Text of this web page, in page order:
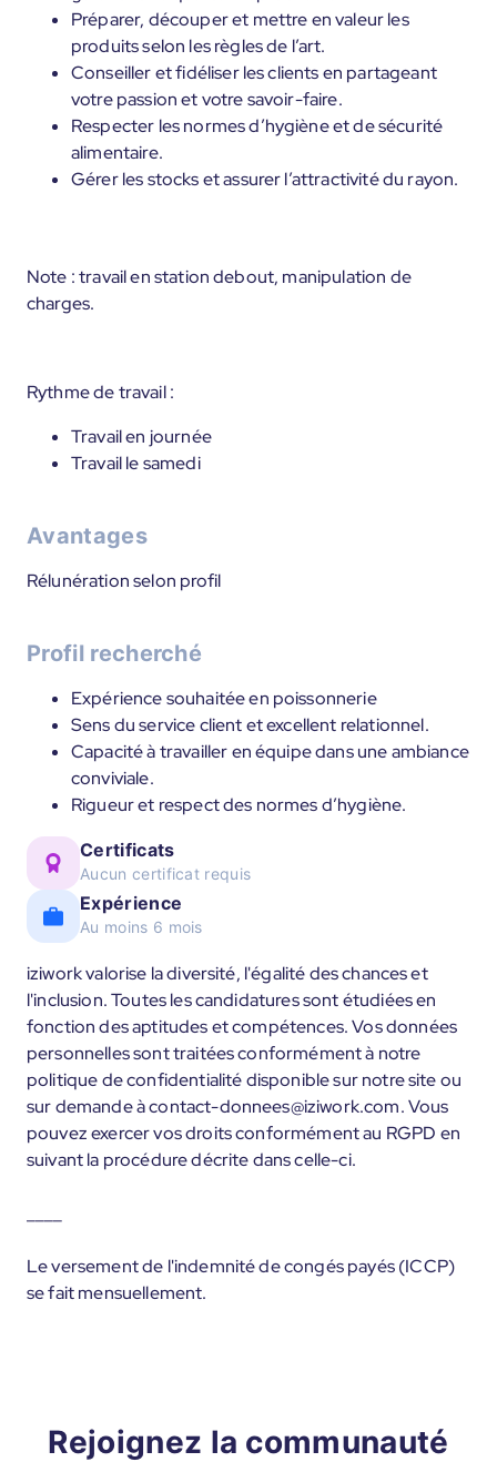
Préparer, découper et mettre en valeur les
produits selon les règles de l’art.
Conseiller et fidéliser les clients en partageant
votre passion et votre savoir-faire.
Respecter les normes d’hygiène et de sécurité
alimentaire.
Gérer les stocks et assurer l’attractivité du rayon.
Note : travail en station debout, manipulation de
charges.
Rythme de travail :
Travail en journée
Travail le samedi
Avantages
Rélunération selon profil
Profil recherché
Expérience souhaitée en poissonnerie
Sens du service client et excellent relationnel.
Capacité à travailler en équipe dans une ambiance
conviviale.
Rigueur et respect des normes d’hygiène.
Certificats
Aucun certificat requis
Expérience
Au moins 6 mois
iziwork valorise la diversité, l'égalité des chances et
l'inclusion. Toutes les candidatures sont étudiées en
fonction des aptitudes et compétences. Vos données
personnelles sont traitées conformément à notre
politique de confidentialité disponible sur notre site ou
sur demande à contact-donnees@iziwork.com. Vous
pouvez exercer vos droits conformément au RGPD en
suivant la procédure décrite dans celle-ci.
Le versement de l'indemnité de congés payés (ICCP)
se fait mensuellement.
Rejoignez la communauté